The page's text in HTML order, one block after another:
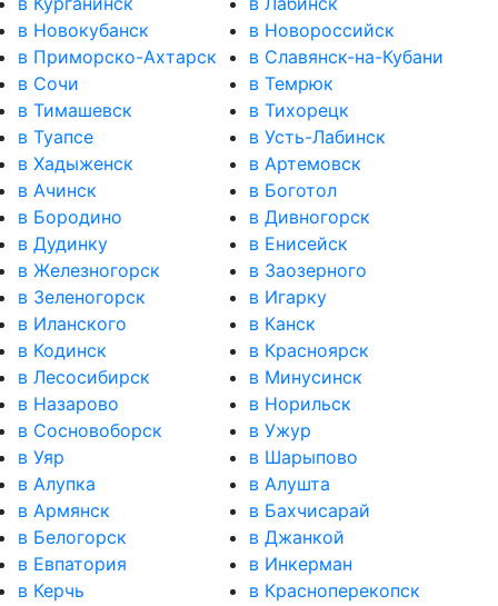
в Новокубанск
в Новороссийск
в Приморско-Ахтарск
в Славянск-на-Кубани
в Сочи
в Темрюк
в Тимашевск
в Тихорецк
в Туапсе
в Усть-Лабинск
в Хадыженск
в Артемовск
в Ачинск
в Боготол
в Бородино
в Дивногорск
в Дудинку
в Енисейск
в Железногорск
в Заозерного
в Зеленогорск
в Игарку
в Иланского
в Канск
в Кодинск
в Красноярск
в Лесосибирск
в Минусинск
в Назарово
в Норильск
в Сосновоборск
в Ужур
в Уяр
в Шарыпово
в Алупка
в Алушта
в Армянск
в Бахчисарай
в Белогорск
в Джанкой
в Евпатория
в Инкерман
в Керчь
в Красноперекопск